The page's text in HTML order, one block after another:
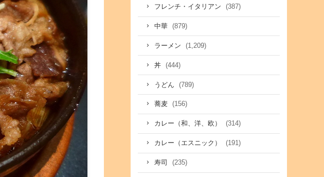
フレンチ・イタリアン (387)
中華 (879)
ラーメン (1,209)
丼 (444)
うどん (789)
蕎麦 (156)
カレー（和、洋、欧） (314)
カレー（エスニック） (191)
寿司 (235)